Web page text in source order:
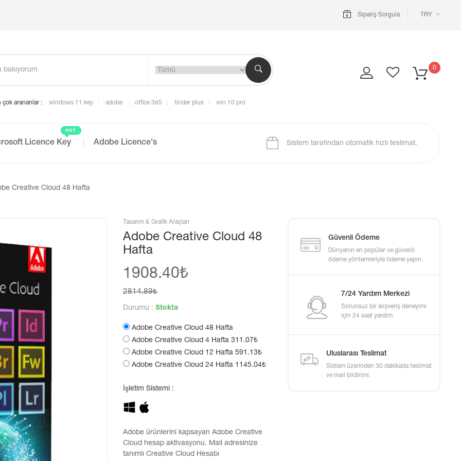
Sipariş Sorgula TRY
çok arananlar : windows 11 key adobe office 365 tinder plus win 10 pro
0
Licence Key
HOT
Adobe Licence's Sistem tarafından otomatik hızlı teslimat.
Creative Cloud 48 Hafta
Tasarım & Grafik Araçları
Adobe Creative Cloud 48
Hafta
1908.40₺
2814.89₺
Durumu : Stokta
Adobe Creative Cloud 48 Hafta
Adobe Creative Cloud 4 Hafta 311.07₺
Adobe Creative Cloud 12 Hafta 591.13₺
Adobe Creative Cloud 24 Hafta 1145.04₺
İşletim Sistemi :
Adobe ürünlerini kapsayan Adobe Creative
Cloud hesap aktivasyonu. Mail adresinize
tanımlı Creative Cloud Hesabı
Güvenli Ödeme
Dünyanın en popüler ve güvenli
ödeme yöntemleriyle ödeme yapın.
7/24 Yardım Merkezi
Sorunsuz bir alışveriş deneyimi
için 24 saat yardım.
Uluslarası Teslimat
Sistem üzerinden 30 dakikada teslimat
ve mail bildirimi.